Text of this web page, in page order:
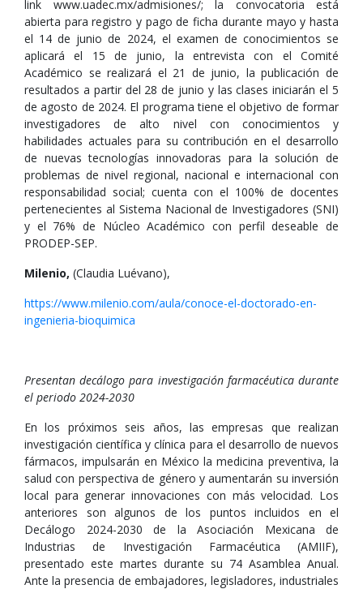
link www.uadec.mx/admisiones/; la convocatoria está
abierta para registro y pago de ficha durante mayo y hasta
el 14 de junio de 2024, el examen de conocimientos se
aplicará el 15 de junio, la entrevista con el Comité
Académico se realizará el 21 de junio, la publicación de
resultados a partir del 28 de junio y las clases iniciarán el 5
de agosto de 2024. El programa tiene el objetivo de formar
investigadores de alto nivel con conocimientos y
habilidades actuales para su contribución en el desarrollo
de nuevas tecnologías innovadoras para la solución de
problemas de nivel regional, nacional e internacional con
responsabilidad social; cuenta con el 100% de docentes
pertenecientes al Sistema Nacional de Investigadores (SNI)
y el 76% de Núcleo Académico con perfil deseable de
PRODEP-SEP.
Milenio, (Claudia Luévano),
https://www.milenio.com/aula/conoce-el-doctorado-en-
ingenieria-bioquimica
Presentan decálogo para investigación farmacéutica durante
el periodo 2024-2030
En los próximos seis años, las empresas que realizan
investigación científica y clínica para el desarrollo de nuevos
fármacos, impulsarán en México la medicina preventiva, la
salud con perspectiva de género y aumentarán su inversión
local para generar innovaciones con más velocidad. Los
anteriores son algunos de los puntos incluidos en el
Decálogo 2024-2030 de la Asociación Mexicana de
Industrias de Investigación Farmacéutica (AMIIF),
presentado este martes durante su 74 Asamblea Anual.
Ante la presencia de embajadores, legisladores, industriales